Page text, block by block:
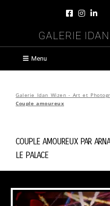
Galerie
Menu
Galerie Idan Wizen - Art et
Couple amoureux
Couple amoureux par
Le Palace